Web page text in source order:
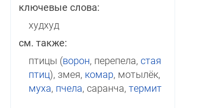
ключевые слова:
худхуд
см. также:
птицы (ворон, пе­ре­пе­ла, стая
птиц), змея, комар, мотылёк,
муха, пчела, саранча, термит